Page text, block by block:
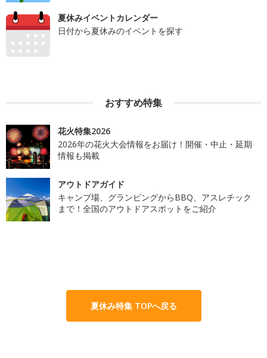
夏休みイベントカレンダー
日付から夏休みのイベントを探す
おすすめ特集
花火特集2026
2026年の花火大会情報をお届け！開催・中止・延期
情報も掲載
アウトドアガイド
キャンプ場、グランピングからBBQ、アスレチック
まで！全国のアウトドアスポットをご紹介
夏休み特集 TOPへ戻る